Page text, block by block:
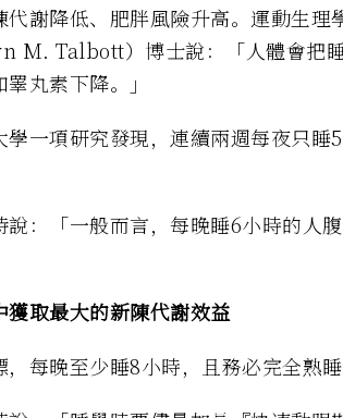
代謝降低、肥胖風險升高。運動生理
M. Talbott）博士說：「人體會把
丸素下降。」
學一項研究發現，連續兩週每夜只
說：「一般而言，每晚睡6小時的人
獲取最大的新陳代謝效益
，每晚至少睡8小時，且務必完全熟睡